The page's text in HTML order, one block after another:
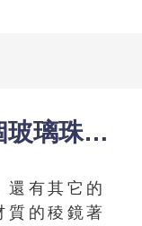
玻璃珠…
還有其它的
質的稜鏡著